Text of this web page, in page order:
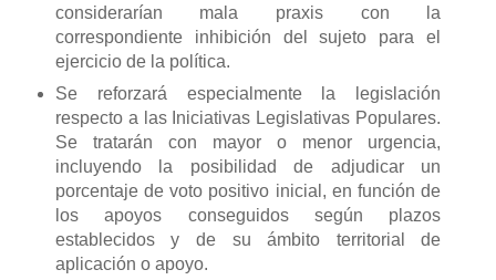
considerarían mala praxis con la
correspondiente inhibición del sujeto para el
ejercicio de la política.
Se reforzará especialmente la legislación
respecto a las Iniciativas Legislativas Populares.
Se tratarán con mayor o menor urgencia,
incluyendo la posibilidad de adjudicar un
porcentaje de voto positivo inicial, en función de
los apoyos conseguidos según plazos
establecidos y de su ámbito territorial de
aplicación o apoyo.